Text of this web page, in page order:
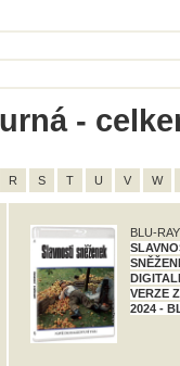
-
R S T U V W
BLU-RAY
VERZE
2024 -